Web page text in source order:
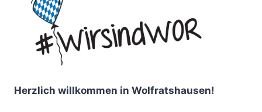
Herzlich willkommen in Wolfratshausen!